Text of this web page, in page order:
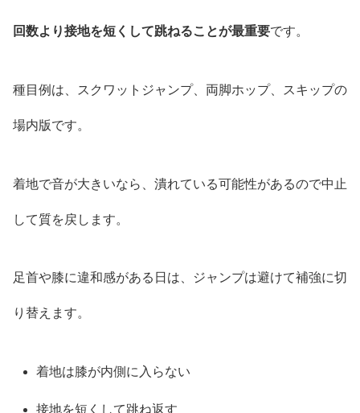
回数より接地を短くして跳ねることが最重要です。
種目例は、スクワットジャンプ、両脚ホップ、スキップの
場内版です。
着地で音が大きいなら、潰れている可能性があるので中止
して質を戻します。
足首や膝に違和感がある日は、ジャンプは避けて補強に切
り替えます。
着地は膝が内側に入らない
接地を短くして跳ね返す